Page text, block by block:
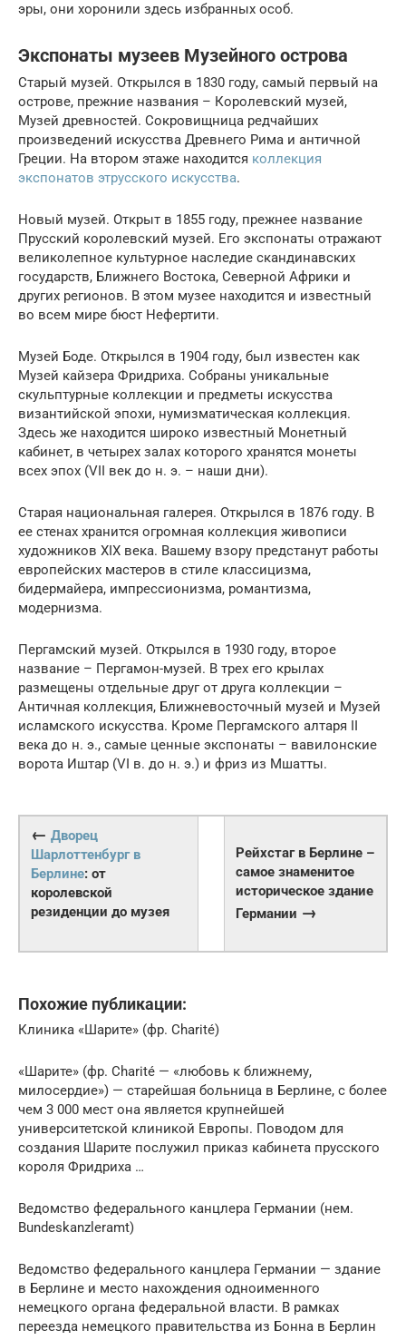
эры, они хоронили здесь избранных особ.
Экспонаты музеев Музейного острова
Старый музей. Открылся в 1830 году, самый первый на
острове, прежние названия – Королевский музей,
Музей древностей. Сокровищница редчайших
произведений искусства Древнего Рима и античной
Греции. На втором этаже находится коллекция
экспонатов этрусского искусства.
Новый музей. Открыт в 1855 году, прежнее название
Прусский королевский музей. Его экспонаты отражают
великолепное культурное наследие скандинавских
государств, Ближнего Востока, Северной Африки и
других регионов. В этом музее находится и известный
во всем мире бюст Нефертити.
Музей Боде. Открылся в 1904 году, был известен как
Музей кайзера Фридриха. Собраны уникальные
скульптурные коллекции и предметы искусства
византийской эпохи, нумизматическая коллекция.
Здесь же находится широко известный Монетный
кабинет, в четырех залах которого хранятся монеты
всех эпох (VII век до н. э. – наши дни).
Старая национальная галерея. Открылся в 1876 году. В
ее стенах хранится огромная коллекция живописи
художников XIX века. Вашему взору предстанут работы
европейских мастеров в стиле классицизма,
бидермайера, импрессионизма, романтизма,
модернизма.
Пергамский музей. Открылся в 1930 году, второе
название – Пергамон-музей. В трех его крылах
размещены отдельные друг от друга коллекции –
Античная коллекция, Ближневосточный музей и Музей
исламского искусства. Кроме Пергамского алтаря II
века до н. э., самые ценные экспонаты – вавилонские
ворота Иштар (VI в. до н. э.) и фриз из Мшатты.
← Дворец
Шарлоттенбург в
Берлине: от
королевской
резиденции до музея
Рейхстаг в Берлине –
самое знаменитое
историческое здание
Германии →
Похожие публикации:
Клиника «Шарите» (фр. Charité)
«Шарите» (фр. Charité — «любовь к ближнему,
милосердие») — старейшая больница в Берлине, с более
чем 3 000 мест она является крупнейшей
университетской клиникой Европы. Поводом для
создания Шарите послужил приказ кабинета прусского
короля Фридриха …
Ведомство федерального канцлера Германии (нем.
Bundeskanzleramt)
Ведомство федерального канцлера Германии — здание
в Берлине и место нахождения одноименного
немецкого органа федеральной власти. В рамках
переезда немецкого правительства из Бонна в Берлин